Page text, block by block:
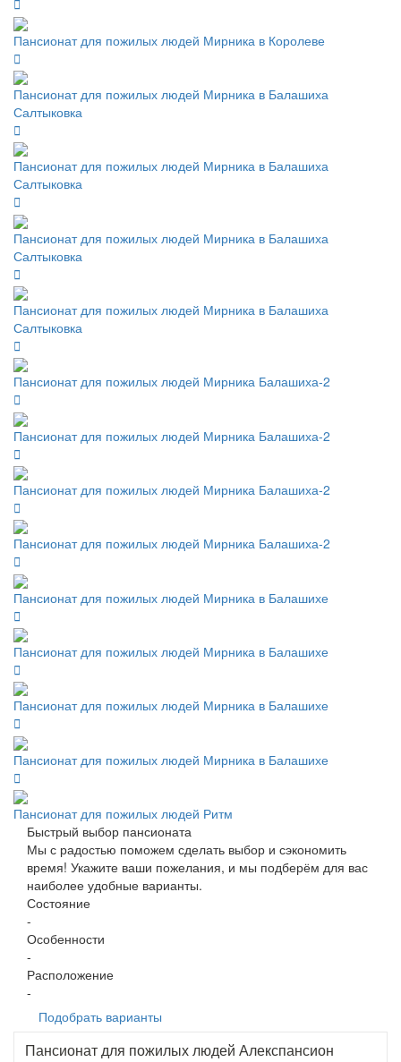
Пансионат для пожилых людей Мирника в Королеве
Пансионат для пожилых людей Мирника в Балашиха
Салтыковка
Пансионат для пожилых людей Мирника в Балашиха
Салтыковка
Пансионат для пожилых людей Мирника в Балашиха
Салтыковка
Пансионат для пожилых людей Мирника в Балашиха
Салтыковка
Пансионат для пожилых людей Мирника Балашиха-2
Пансионат для пожилых людей Мирника Балашиха-2
Пансионат для пожилых людей Мирника Балашиха-2
Пансионат для пожилых людей Мирника Балашиха-2
Пансионат для пожилых людей Мирника в Балашихе
Пансионат для пожилых людей Мирника в Балашихе
Пансионат для пожилых людей Мирника в Балашихе
Пансионат для пожилых людей Мирника в Балашихе
Пансионат для пожилых людей Ритм
Быстрый выбор пансионата
Мы с радостью поможем сделать выбор и сэкономить
время! Укажите ваши пожелания, и мы подберём для вас
наиболее удобные варианты.
Состояние
-
Особенности
-
Расположение
-
Подобрать варианты
Пансионат для пожилых людей Алекспансион